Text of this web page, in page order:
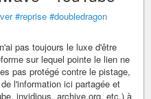
#reprise #doubledragon
pas toujours le luxe d'être
sur lequel pointe le lien ne
pas protégé contre le pistage,
l'information ici partagée et
invidious, archive.org, etc.) à